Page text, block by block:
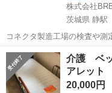
株式会社
茨城県 静駅
コネクタ製造工場の検査や測
日128日★クリーンルーム内
★就業先食堂利用可！日払い制
工場のお仕事 ◇コネクタ製造
茨城 常陸大宮市
介護 ベ
アレット
20,000円